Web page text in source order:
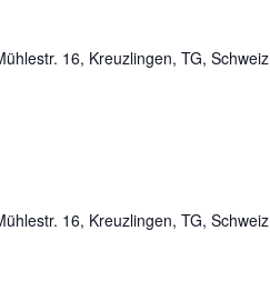
16, Kreuzlingen, TG, Schweiz
16, Kreuzlingen, TG, Schweiz